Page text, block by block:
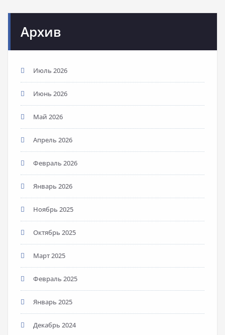
Архив
Июль 2026
Июнь 2026
Май 2026
Апрель 2026
Февраль 2026
Январь 2026
Ноябрь 2025
Октябрь 2025
Март 2025
Февраль 2025
Январь 2025
Декабрь 2024